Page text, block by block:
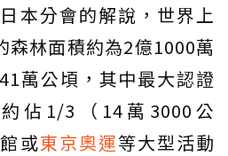
本分會的解說，世界上
森林面積約為2億1000萬
萬公頃，其中最大認證
佔1/3（14萬3000公
或東京奧運等大型活動